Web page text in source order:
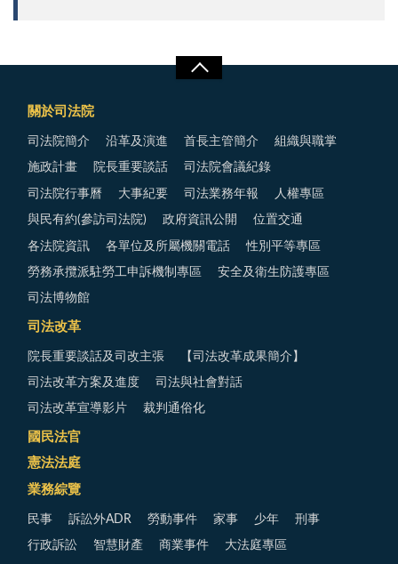
關於司法院
司法院簡介 沿革及演進 首長主管簡介 組織與職掌
施政計畫 院長重要談話 司法院會議紀錄
司法院行事曆 大事紀要 司法業務年報 人權專區
與民有約(參訪司法院) 政府資訊公開 位置交通
各法院資訊 各單位及所屬機關電話 性別平等專區
勞務承攬派駐勞工申訴機制專區 安全及衛生防護專區
司法博物館
司法改革
院長重要談話及司改主張 【司法改革成果簡介】
司法改革方案及進度 司法與社會對話
司法改革宣導影片 裁判通俗化
國民法官
憲法法庭
業務綜覽
民事 訴訟外ADR 勞動事件 家事 少年 刑事
行政訴訟 智慧財產 商業事件 大法庭專區